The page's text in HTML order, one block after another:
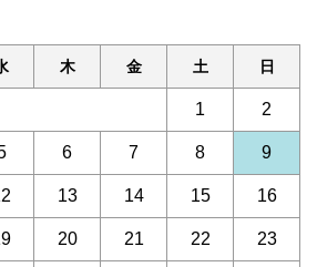
木 金 土 日
1 2
6 7 8 9
13 14 15 16
20 21 22 23